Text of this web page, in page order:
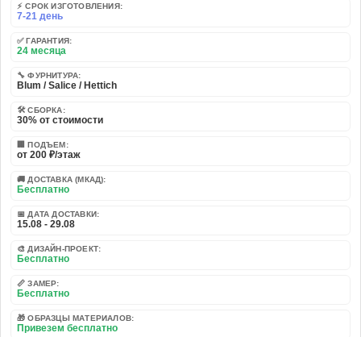
⚡ СРОК ИЗГОТОВЛЕНИЯ:
7-21 день
✅ ГАРАНТИЯ:
24 месяца
🔧 ФУРНИТУРА:
Blum / Salice / Hettich
🛠️ СБОРКА:
30% от стоимости
🏢 ПОДЪЕМ:
от 200 ₽/этаж
🚚 ДОСТАВКА (МКАД):
Бесплатно
📅 ДАТА ДОСТАВКИ:
15.08 - 29.08
🎨 ДИЗАЙН-ПРОЕКТ:
Бесплатно
📏 ЗАМЕР:
Бесплатно
🎁 ОБРАЗЦЫ МАТЕРИАЛОВ:
Привезем бесплатно